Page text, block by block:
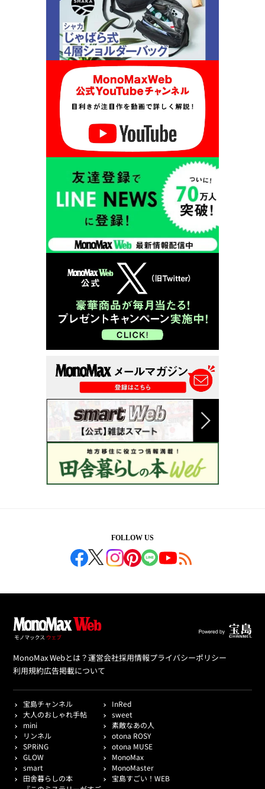
FOLLOW US
MonoMax Webとは？運営会社採用情報プライバシーポリシー
利用規約広告掲載について
宝島チャンネル
InRed
大人のおしゃれ手帖
sweet
mini
素敵なあの人
リンネル
otona ROSY
SPRiNG
otona MUSE
GLOW
MonoMax
smart
MonoMaster
田舎暮らしの本
宝島すごい！WEB